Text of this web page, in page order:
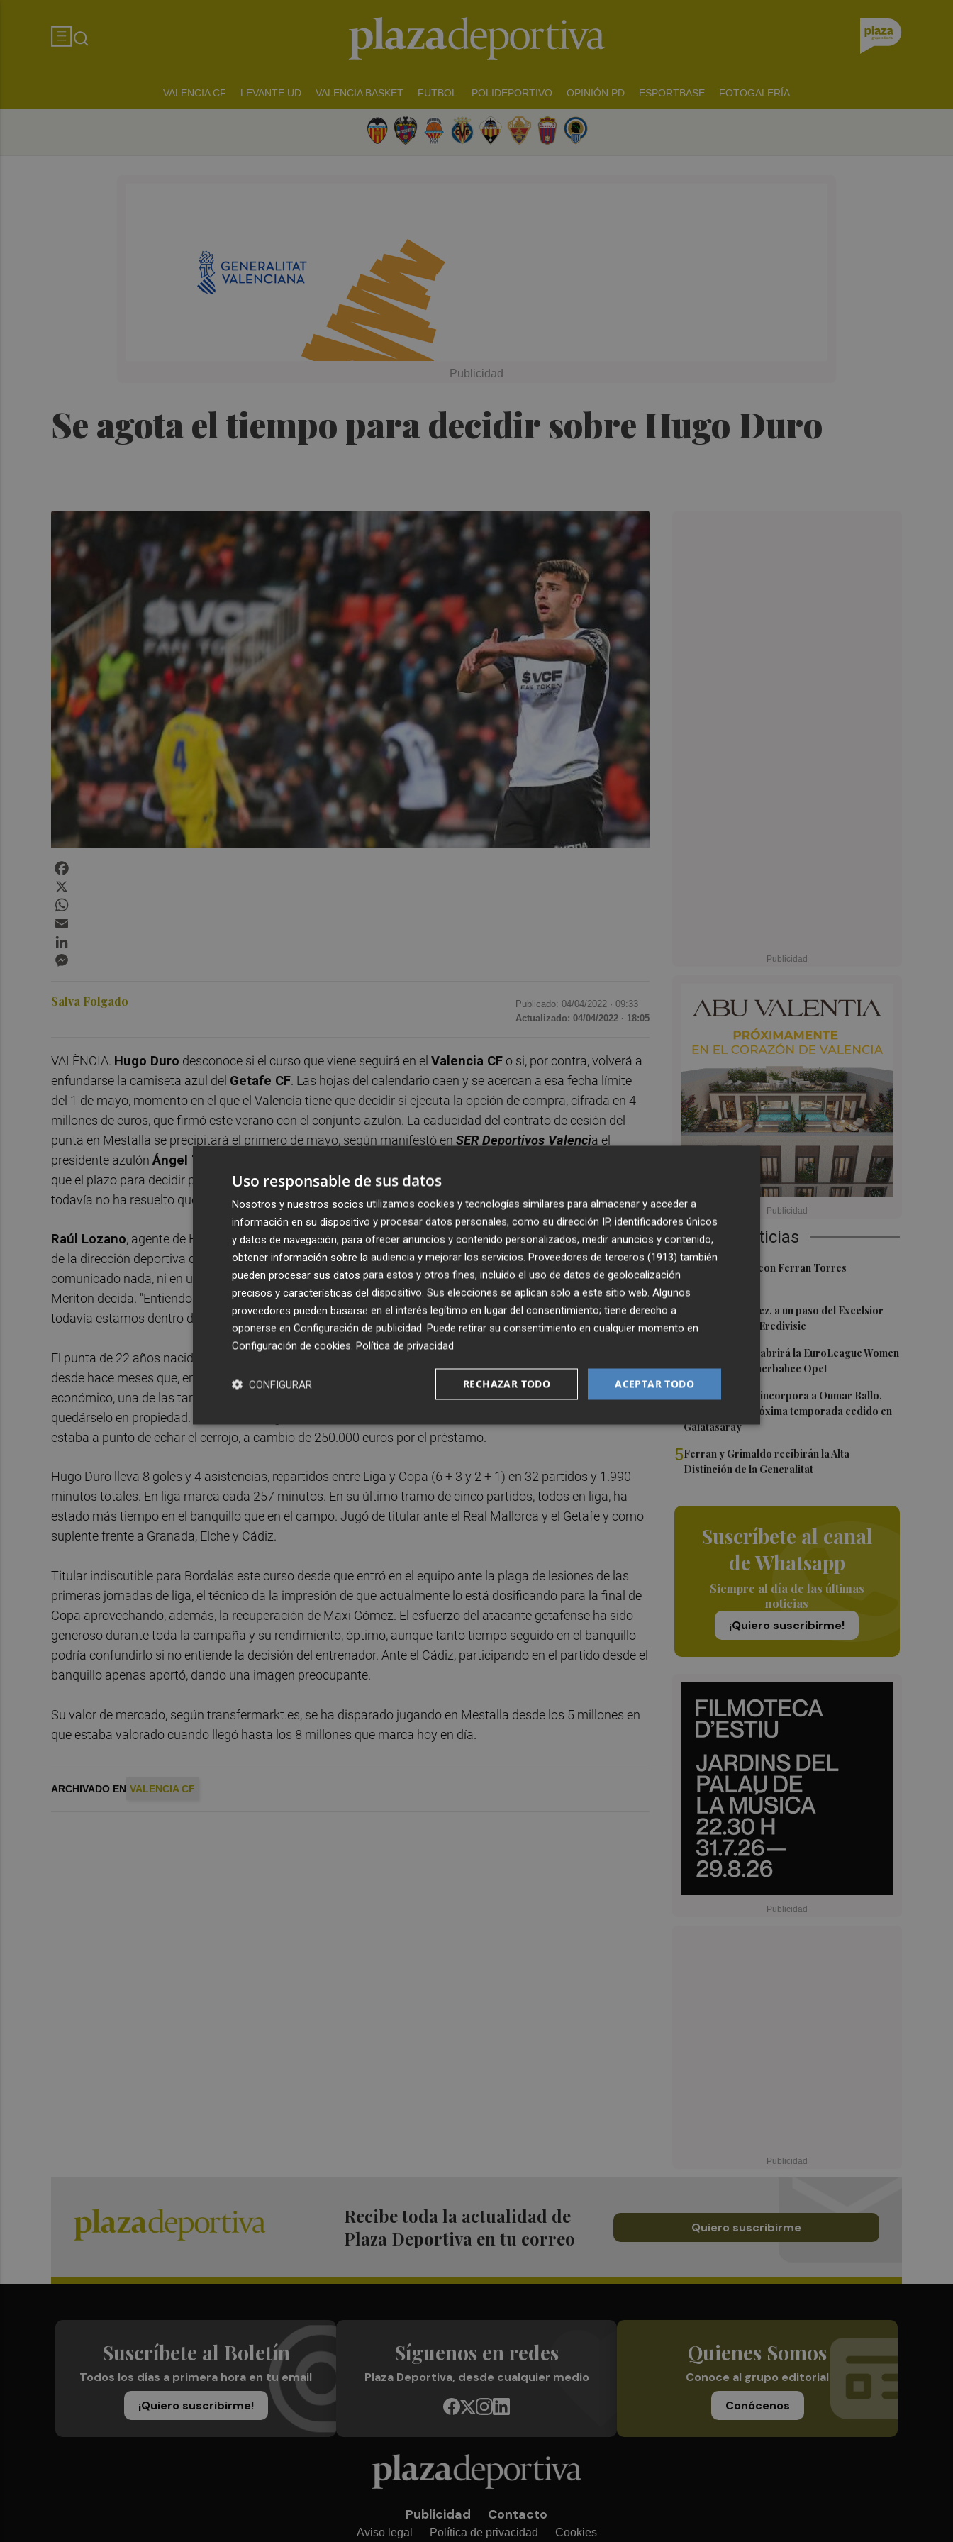
VALENCIA CF LEVANTE UD VALENCIA BASKET FUTBOL POLIDEPORTIVO OPINIÓN PD ESPORTBASE FOTOGALERÍA
Se agota el tiempo para decidir sobre Hugo Duro
Últimas Noticias
1
Foios se vuelca con Ferran Torres
2
Mario Domínguez, a un paso del Excelsior
Róterdam de la Eredivisie
Valencia Basket abrirá la EuroLeague Women
en casa ante Fenerbahce Opet
4 Valencia Basket incorpora a Oumar Ballo,
que jugará la próxima temporada cedido en
Galatasaray
5Ferran y Grimaldo recibirán la Alta
Distinción de la Generalitat
Suscríbete al canal
de Whatsapp
Siempre al día de las últimas
noticias
¡Quiero suscribirme!
Salva Folgado Publicado: 04/04/2022 · 09:33
Actualizado: 04/04/2022 · 18:05
VALÈNCIA. Hugo Duro desconoce si el curso que viene seguirá en el Valencia CF o si, por contra, volverá a
enfundarse la camiseta azul del Getafe CF. Las hojas del calendario caen y se acercan a esa fecha límite
del 1 de mayo, momento en el que el Valencia tiene que decidir si ejecuta la opción de compra, cifrada en 4
millones de euros, que firmó este verano con el conjunto azulón. La caducidad del contrato de cesión del
punta en Mestalla se precipitará el primero de mayo, según manifestó en SER Deportivos Valencia el
presidente azulón Ángel Torres
que el plazo para decidir por Duro expira el 15 de mayo. Sea como sea, el tiempo se echa encima y
todavía no ha resuelto qué hacer.
Raúl Lozano, agente de Hugo Duro, manifestó aPlazaDeportivaque no ha recibido ninguna comunicación
de la dirección deportiva del Valencia en las últimas fechas. "No sabemos nada. El Valencia no nos ha
comunicado nada, ni en un sentido ni en otro", explicó Lozano, que agregó que aún hay tiempo para que
Meriton decida. "Entiendo que el club no se haya movido porque cada uno conoce y marca sus tiempos, y
todavía estamos dentro del plazo".
El punta de 22 años nacido en Getafe quiere quedarse en el vestuario del murciélago y el club transmite
desde hace meses que, entre los deberes que tiene pendientes para un verano de recortes y reajuste
económico, una de las tareas es comprarlo, pero no ha dado el paso previo antes de ejecutar la opción para
quedárselo en propiedad. El delantero llegó al Valencia desde el Getafe CF, cuando el mercado de verano
estaba a punto de echar el cerrojo, a cambio de 250.000 euros por el préstamo.
Hugo Duro lleva 8 goles y 4 asistencias, repartidos entre Liga y Copa (6 + 3 y 2 + 1) en 32 partidos y 1.990
minutos totales. En liga marca cada 257 minutos. En su último tramo de cinco partidos, todos en liga, ha
estado más tiempo en el banquillo que en el campo. Jugó de titular ante el Real Mallorca y el Getafe y como
suplente frente a Granada, Elche y Cádiz.
Titular indiscutible para Bordalás este curso desde que entró en el equipo ante la plaga de lesiones de las
primeras jornadas de liga, el técnico da la impresión de que actualmente lo está dosificando para la final de
Copa aprovechando, además, la recuperación de Maxi Gómez. El esfuerzo del atacante getafense ha sido
generoso durante toda la campaña y su rendimiento, óptimo, aunque tanto tiempo seguido en el banquillo
podría confundirlo si no entiende la decisión del entrenador. Ante el Cádiz, participando en el partido desde el
banquillo apenas aportó, dando una imagen preocupante.
Su valor de mercado, según transfermarkt.es, se ha disparado jugando en Mestalla desde los 5 millones en
que estaba valorado cuando llegó hasta los 8 millones que marca hoy en día.
ARCHIVADO EN VALENCIA CF
Recibe toda la actualidad de
Plaza Deportiva en tu correo
Quiero suscribirme
Suscríbete al Boletín
Todos los días a primera hora en tu email
¡Quiero suscribirme!
Síguenos en redes
Plaza Deportiva, desde cualquier medio
Quienes Somos
Conoce al grupo editorial
Conócenos
Publicidad Contacto
Aviso legal Política de privacidad Cookies
Uso responsable de sus datos
Nosotros y nuestros socios utilizamos cookies y tecnologías similares para almacenar y acceder a
información en su dispositivo y procesar datos personales, como su dirección IP, identificadores únicos
y datos de navegación, para ofrecer anuncios y contenido personalizados, medir anuncios y contenido,
obtener información sobre la audiencia y mejorar los servicios. Proveedores de terceros (1913) también
pueden procesar sus datos para estos y otros fines, incluido el uso de datos de geolocalización
precisos y características del dispositivo. Sus elecciones se aplican solo a este sitio web. Algunos
proveedores pueden basarse en el interés legítimo en lugar del consentimiento; tiene derecho a
oponerse en Configuración de publicidad. Puede retirar su consentimiento en cualquier momento en
Configuración de cookies. Política de privacidad
ACEPTAR TODO
RECHAZAR TODO
CONFIGURAR